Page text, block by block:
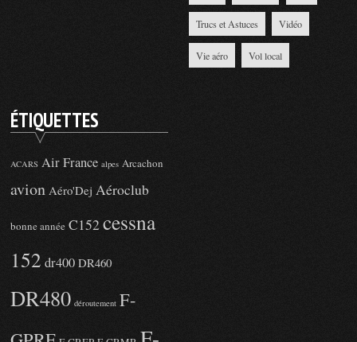
Trucs et Astuces Vidéo
Vie aéro Vol local
ÉTIQUETTES
ACARS Air France alpes Arcachon
avion Aéro'Dej Aéroclub
bonne année C152cessna
152 dr400 DR460
DR480 déroutement F-